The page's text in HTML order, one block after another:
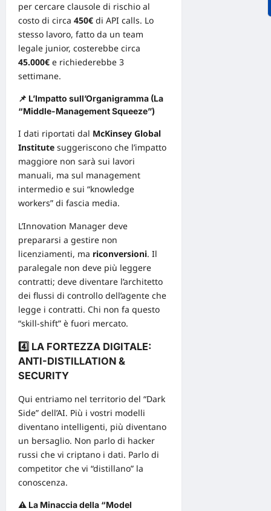
per cercare clausole di rischio al
costo di circa 450€ di API calls. Lo
stesso lavoro, fatto da un team
legale junior, costerebbe circa
45.000€ e richiederebbe 3
settimane.
📌 L’Impatto sull’Organigramma (La
“Middle-Management Squeeze”)
I dati riportati dal McKinsey Global
Institute suggeriscono che l’impatto
maggiore non sarà sui lavori
manuali, ma sul management
intermedio e sui “knowledge
workers” di fascia media.
L’Innovation Manager deve
prepararsi a gestire non
licenziamenti, ma riconversioni. Il
paralegale non deve più leggere
contratti; deve diventare l’architetto
dei flussi di controllo dell’agente che
legge i contratti. Chi non fa questo
“skill-shift” è fuori mercato.
4️⃣ LA FORTEZZA DIGITALE:
ANTI-DISTILLATION &
SECURITY
Qui entriamo nel territorio del “Dark
Side” dell’AI. Più i vostri modelli
diventano intelligenti, più diventano
un bersaglio. Non parlo di hacker
russi che vi criptano i dati. Parlo di
competitor che vi “distillano” la
conoscenza.
⚠️ La Minaccia della “Model